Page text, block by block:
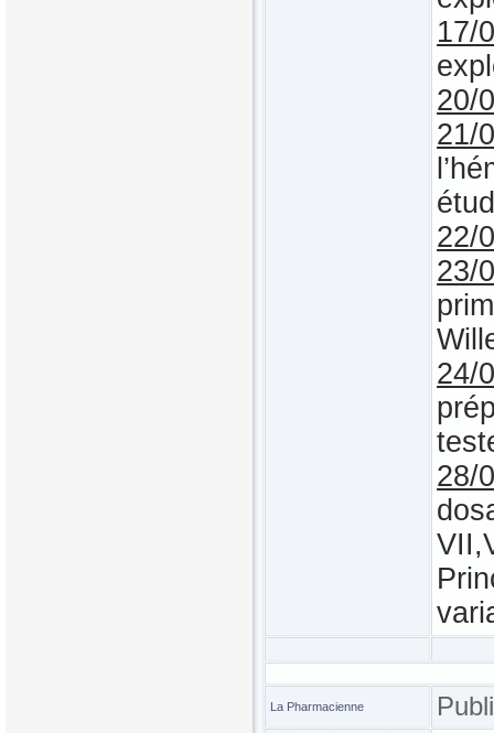
17/
20/
21/
22/
23/
24/
28/
La Pharmacienne